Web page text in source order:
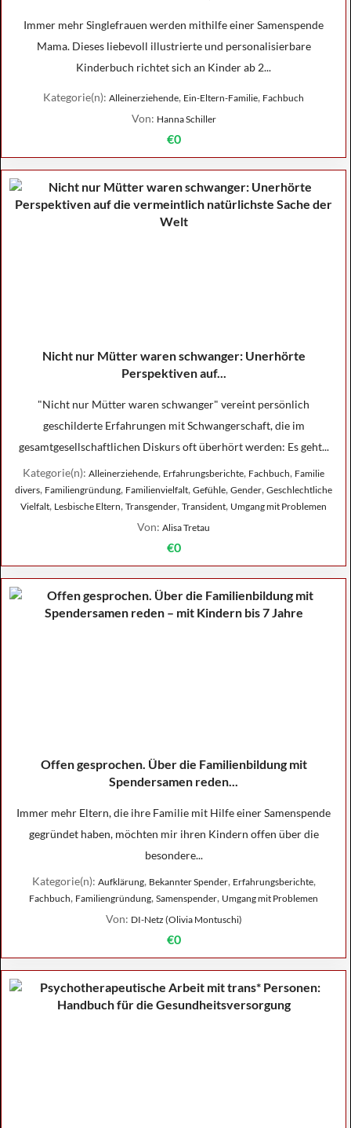
Immer mehr Singlefrauen werden mithilfe einer Samenspende
Mama. Dieses liebevoll illustrierte und personalisierbare
Kinderbuch richtet sich an Kinder ab 2...
Kategorie(n): Alleinerziehende, Ein-Eltern-Familie, Fachbuch
Von: Hanna Schiller
€0
Nicht nur Mütter waren schwanger: Unerhörte
Perspektiven auf...
"Nicht nur Mütter waren schwanger" vereint persönlich
geschilderte Erfahrungen mit Schwangerschaft, die im
gesamtgesellschaftlichen Diskurs oft überhört werden: Es geht...
Kategorie(n): Alleinerziehende, Erfahrungsberichte, Fachbuch, Familie
divers, Familiengründung, Familienvielfalt, Gefühle, Gender, Geschlechtliche
Vielfalt, Lesbische Eltern, Transgender, Transident, Umgang mit Problemen
Von: Alisa Tretau
€0
Offen gesprochen. Über die Familienbildung mit
Spendersamen reden...
Immer mehr Eltern, die ihre Familie mit Hilfe einer Samenspende
gegründet haben, möchten mir ihren Kindern offen über die
besondere...
Kategorie(n): Aufklärung, Bekannter Spender, Erfahrungsberichte,
Fachbuch, Familiengründung, Samenspender, Umgang mit Problemen
Von: DI-Netz (Olivia Montuschi)
€0